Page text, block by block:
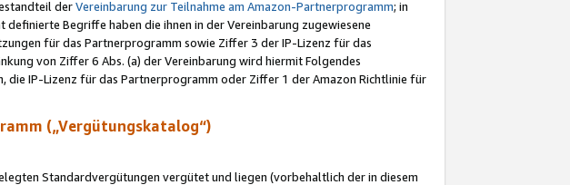
derVereinbarung zur Teilnahme am Amazon-Partnerprogramm; in
Begriffe haben die ihnen in der Vereinbarung zugewiesene
für das Partnerprogramm sowie Ziffer 3 der IP-Lizenz für das
von Ziffer 6 Abs. (a) der Vereinbarung wird hiermit Folgendes
IP-Lizenz für das Partnerprogramm oder Ziffer 1 der Amazon Richtlinie für
(„Vergütungskatalog“)
Standardvergütungen vergütet und liegen (vorbehaltlich der in diesem